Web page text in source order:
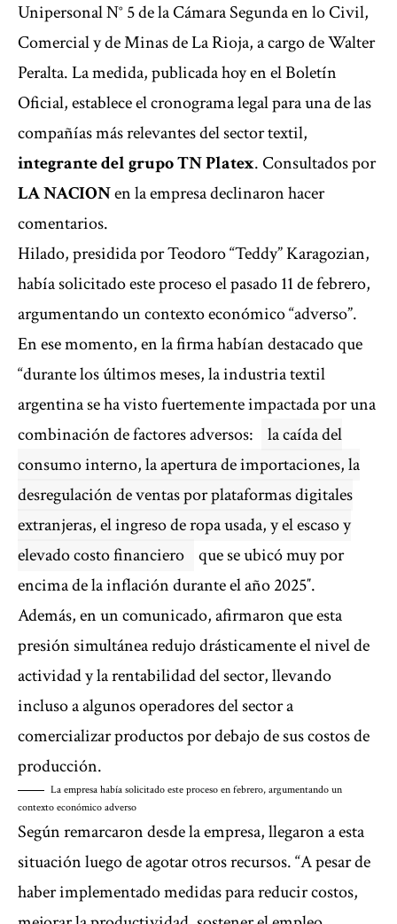
Unipersonal N° 5 de la Cámara Segunda en lo Civil,
Comercial y de Minas de La Rioja, a cargo de Walter
Peralta. La medida, publicada hoy en el Boletín
Oficial, establece el cronograma legal para una de las
compañías más relevantes del sector textil,
integrante del grupo TN Platex. Consultados por
LA NACIONen la empresa declinaron hacer
comentarios.
Hilado, presidida por Teodoro “Teddy” Karagozian,
había solicitado este proceso el pasado 11 de febrero,
argumentando un contexto económico “adverso”.
En ese momento, en la firma habían destacado que
“durante los últimos meses, la industria textil
argentina se ha visto fuertemente impactada por una
combinación de factores adversos:
la caída del
consumo interno, la apertura de importaciones, la
desregulación de ventas por plataformas digitales
extranjeras, el ingreso de ropa usada, y el escaso y
elevado costo financiero
que se ubicó muy por
encima de la inflación durante el año 2025″.
Además, en un comunicado, afirmaron que esta
presión simultánea redujo drásticamente el nivel de
actividad y la rentabilidad del sector, llevando
incluso a algunos operadores del sector a
comercializar productos por debajo de sus costos de
producción.
La empresa había solicitado este proceso en febrero, argumentando un
contexto económico adverso
Según remarcaron desde la empresa, llegaron a esta
situación luego de agotar otros recursos. “A pesar de
haber implementado medidas para reducir costos,